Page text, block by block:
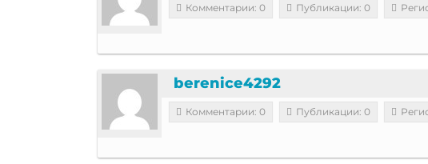
Комментарии: 0 Публикации: 0
berenice4292
Комментарии: 0 Публикации: 0